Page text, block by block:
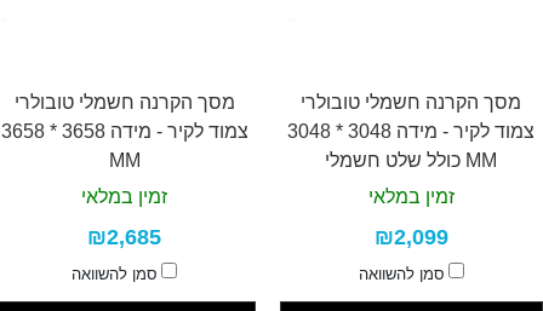
מסך הקרנה חשמלי טובולרי
צמוד לקיר - מידה 3048 * 3048
MM כולל שלט חשמלי
זמין במלאי
₪2,099
סמן להשוואה
מסך הקרנה חשמלי טובולרי
צמוד לקיר - מידה 3658 * 3658
MM
זמין במלאי
₪2,685
סמן להשוואה